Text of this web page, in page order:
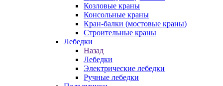
Козловые краны
Консольные краны
Кран-балки (мостовые краны)
Строительные краны
Лебедки
Назад
Лебедки
Электрические лебедки
Ручные лебедки